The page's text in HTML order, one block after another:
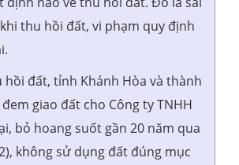
thu hồi đất, vi phạm quy định
hồi đất, tỉnh Khánh Hòa và thành
giao đất cho Công ty TNHH
bỏ hoang suốt gần 20 năm qua
không sử dụng đất đúng mục